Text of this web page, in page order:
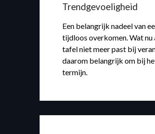
Trendgevoeligheid
Een belangrijk nadeel van
tijdloos overkomen. Wat
tafel niet meer past bij
daarom belangrijk om bij
termijn.